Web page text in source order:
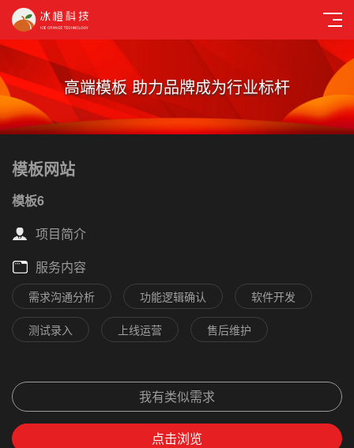
高端模板 助力品牌成为行业标杆
模板网站
模板6
项目简介
服务内容
需求沟通分析 功能逻辑确认 软件开发
测试录入 上线运营 售后维护
我有类似需求
点击浏览